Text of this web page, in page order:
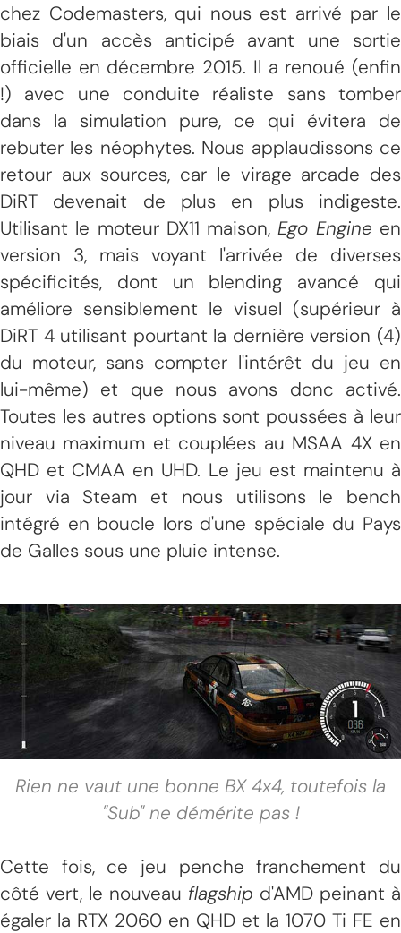
chez Codemasters, qui nous est arrivé par le
biais d'un accès anticipé avant une sortie
officielle en décembre 2015. Il a renoué (enfin
!) avec une conduite réaliste sans tomber
dans la simulation pure, ce qui évitera de
rebuter les néophytes. Nous applaudissons ce
retour aux sources, car le virage arcade des
DiRT devenait de plus en plus indigeste.
Utilisant le moteur DX11 maison,Ego Engine en
version 3, mais voyant l'arrivée de diverses
spécificités, dont un blending avancé qui
améliore sensiblement le visuel (supérieur à
DiRT 4 utilisant pourtant la dernière version (4)
du moteur, sans compter l'intérêt du jeu en
lui-même) et que nous avons donc activé.
Toutes les autres options sont poussées à leur
niveau maximum et couplées au MSAA 4X en
QHD et CMAA en UHD. Le jeu est maintenu à
jour via Steam et nous utilisons le bench
intégré en boucle lors d'une spéciale du Pays
de Galles sous une pluie intense.
Rien ne vaut une bonne BX 4x4, toutefois la
"Sub" ne démérite pas !
Cette fois, ce jeu penche franchement du
côté vert, le nouveau flagship d'AMD peinant à
égaler la RTX 2060 en QHD et la 1070 Ti FE en